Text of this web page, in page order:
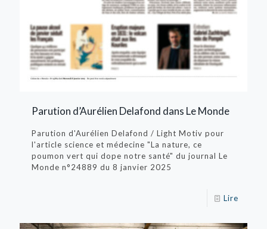
Parution d’Aurélien Delafond dans Le Monde
Parution d'Aurélien Delafond / Light Motiv pour
l'article science et médecine "La nature, ce
poumon vert qui dope notre santé" du journal Le
Monde n°24889 du 8­ janvier 2025
Lire